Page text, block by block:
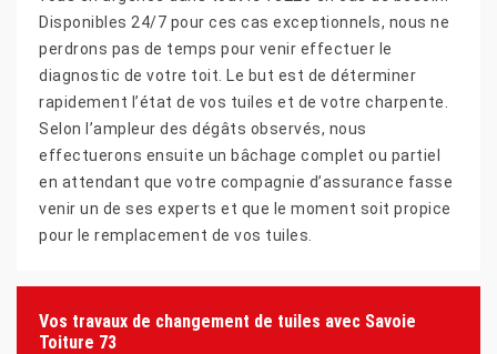
Disponibles 24/7 pour ces cas exceptionnels, nous ne
perdrons pas de temps pour venir effectuer le
diagnostic de votre toit. Le but est de déterminer
rapidement l’état de vos tuiles et de votre charpente.
Selon l’ampleur des dégâts observés, nous
effectuerons ensuite un bâchage complet ou partiel
en attendant que votre compagnie d’assurance fasse
venir un de ses experts et que le moment soit propice
pour le remplacement de vos tuiles.
Vos travaux de changement de tuiles avec Savoie
Toiture 73